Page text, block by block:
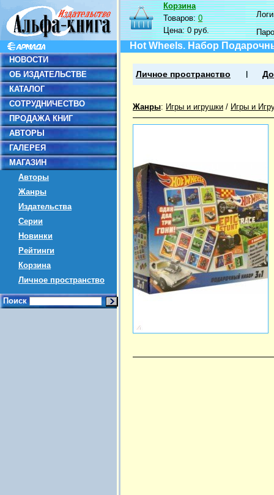
НОВОСТИ
ОБ ИЗДАТЕЛЬСТВЕ
КАТАЛОГ
СОТРУДНИЧЕСТВО
ПРОДАЖА КНИГ
АВТОРЫ
ГАЛЕРЕЯ
МАГАЗИН
Авторы
Жанры
Издательства
Серии
Новинки
Рейтинги
Корзина
Личное пространство
Поиск
Корзина
Товаров:0
Цена:0 руб.
Hot Wheels. Набор
Личное пространство
Жанры: Игры и игрушки / Игры и